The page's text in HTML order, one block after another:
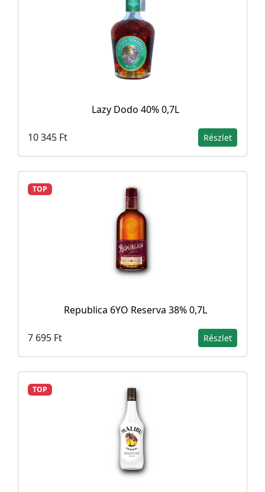
Lazy Dodo 40% 0,7L
10 345 Ft Részlet
TOP
Republica 6YO Reserva 38% 0,7L
7 695 Ft Részlet
TOP